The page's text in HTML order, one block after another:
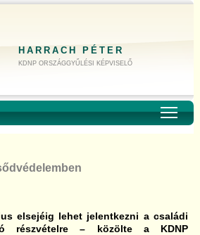
HARRACH PÉTER
KDNP ORSZÁGGYŰLÉSI KÉPVISELŐ
elsejéig lehet jelentkezni a családi
részvételre – közölte a KDNP